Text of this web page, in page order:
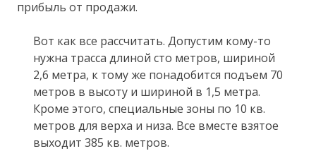
прибыль от продажи.
Вот как все рассчитать. Допустим кому-то
нужна трасса длиной сто метров, шириной
2,6 метра, к тому же понадобится подъем 70
метров в высоту и шириной в 1,5 метра.
Кроме этого, специальные зоны по 10 кв.
метров для верха и низа. Все вместе взятое
выходит 385 кв. метров.